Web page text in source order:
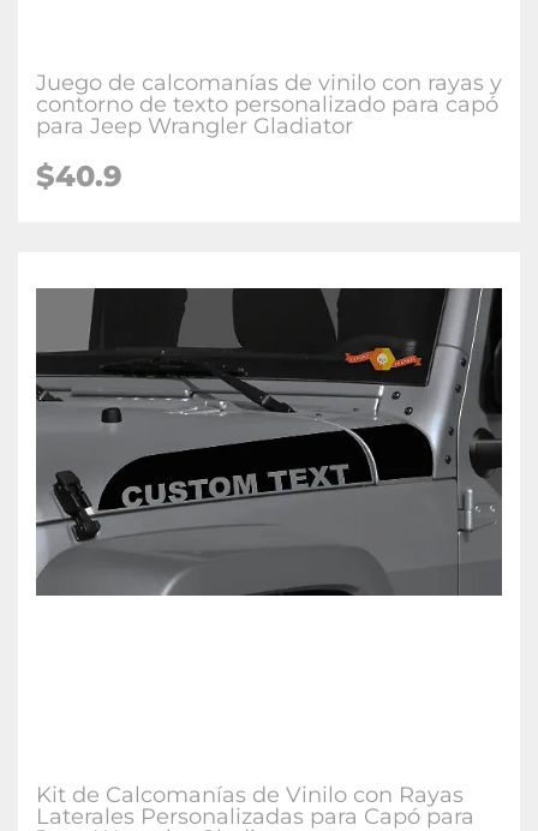
Juego de calcomanías de vinilo con rayas y
contorno de texto personalizado para capó
para Jeep Wrangler Gladiator
$40.9
Kit de Calcomanías de Vinilo con Rayas
Laterales Personalizadas para Capó para